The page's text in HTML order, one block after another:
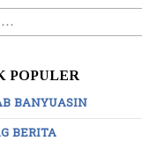
POPULER
BANYUASIN
BERITA